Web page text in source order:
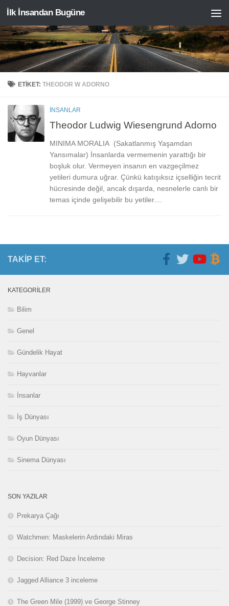
Skip to content
İlk İnsandan Bugüne
ETIKET:THEODOR W ADORNO
İNSANLAR
Theodor Ludwig Wiesengrund Adorno
MINIMA MORALIA (Sakatlanmış Yaşamdan
Yansımalar) İnsanlarda vermemenin yarattığı bir
boşluk olur. Vermeyen insanın en vazgeçilmez
yetileri dumura uğrar. Çünkü katışıksız içselliğin tecrit
hücresinde değil, ancak dışarda, nesnelerle canlı bir
temas içinde gelişebilir bu yetiler....
TAKIP ET:
KATEGORILER
Bilim
Genel
Gündelik Hayat
Hayvanlar
İnsanlar
İş Dünyası
Oyun Dünyası
Sinema Dünyası
SON YAZILAR
Prekarya Çağı
Watchmen: Maskelerin Ardındaki Miras
Decision: Red Daze İnceleme
Jagged Alliance 3 inceleme
The Green Mile (1999) ve George Stinney